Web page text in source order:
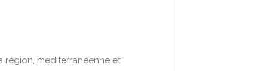
région, méditerranéenne et